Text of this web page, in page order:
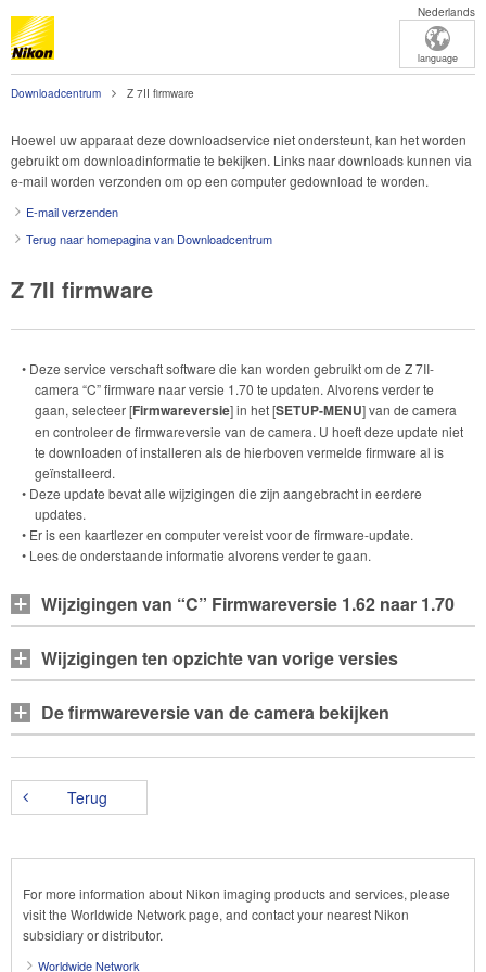
Nederlands
language
Downloadcentrum Z 7II firmware
Hoewel uw apparaat deze downloadservice niet ondersteunt, kan het worden
gebruikt om downloadinformatie te bekijken. Links naar downloads kunnen via
e-mail worden verzonden om op een computer gedownload te worden.
E-mail verzenden
Terug naar homepagina van Downloadcentrum
Z 7II firmware
• Deze service verschaft software die kan worden gebruikt om de Z 7II-
camera “C” firmware naar versie 1.70 te updaten. Alvorens verder te
gaan, selecteer [Firmwareversie] in het [SETUP-MENU] van de camera
en controleer de firmwareversie van de camera. U hoeft deze update niet
te downloaden of installeren als de hierboven vermelde firmware al is
geïnstalleerd.
• Deze update bevat alle wijzigingen die zijn aangebracht in eerdere
updates.
• Er is een kaartlezer en computer vereist voor de firmware-update.
• Lees de onderstaande informatie alvorens verder te gaan.
Wijzigingen van “C” Firmwareversie 1.62 naar 1.70
Wijzigingen ten opzichte van vorige versies
De firmwareversie van de camera bekijken
Terug
For more information about Nikon imaging products and services, please
visit the Worldwide Network page, and contact your nearest Nikon
subsidiary or distributor.
Worldwide Network